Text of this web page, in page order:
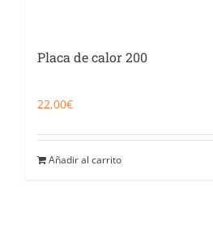
Placa de calor 200
22,00€
Añadir al carrito